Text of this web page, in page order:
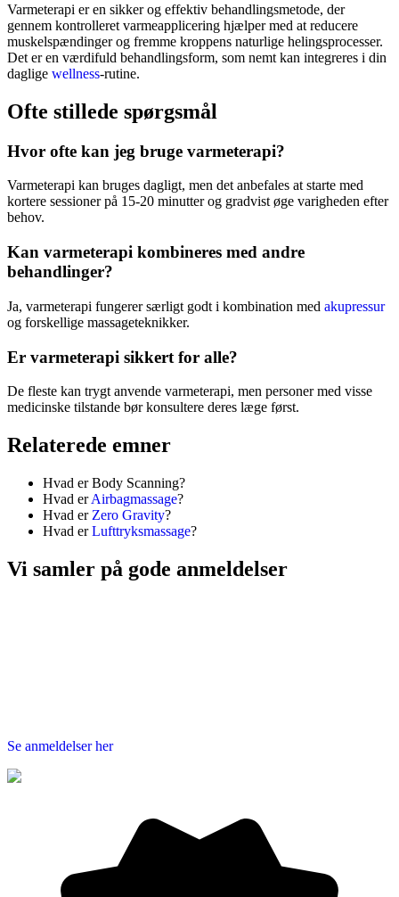
Varmeterapi er en sikker og effektiv behandlingsmetode, der
gennem kontrolleret varmeapplicering hjælper med at reducere
muskelspændinger og fremme kroppens naturlige helingsprocesser.
Det er en værdifuld behandlingsform, som nemt kan integreres i din
daglige wellness-rutine.
ofte stillede spørgsmål
Hvor ofte kan jeg bruge varmeterapi?
Varmeterapi kan bruges dagligt, men det anbefales at starte med
kortere sessioner på 15-20 minutter og gradvist øge varigheden efter
behov.
Kan varmeterapi kombineres med andre
behandlinger?
Ja, varmeterapi fungerer særligt godt i kombination med akupressur
og forskellige massageteknikker.
Er varmeterapi sikkert for alle?
De fleste kan trygt anvende varmeterapi, men personer med visse
medicinske tilstande bør konsultere deres læge først.
relaterede emner
Hvad er Body Scanning?
Hvad erAirbagmassage?
Hvad er Zero Gravity?
Hvad erLufttryksmassage?
vi samler på gode anmeldelser
Se anmeldelser her